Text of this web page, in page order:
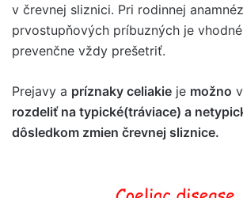
v črevnej sliznici. Pri rodinnej
prvostupňových príbuzných je
prevenčne vždy prešetriť.
Prejavy a príznaky celiakie je možno
rozdeliť na typické(tráviace) a
dôsledkom zmien črevnej sliznice.